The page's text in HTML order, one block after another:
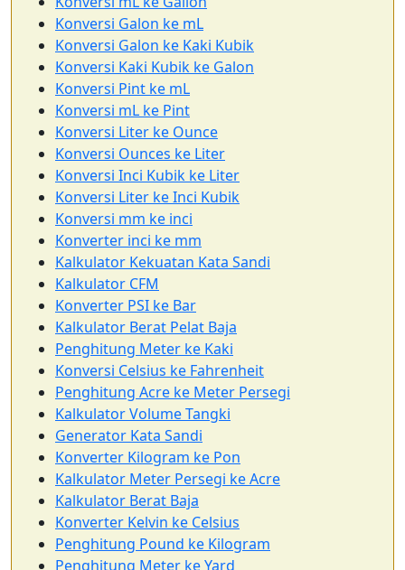
Konversi Galon ke mL
Konversi Galon ke Kaki Kubik
Konversi Kaki Kubik ke Galon
Konversi Pint ke mL
Konversi mL ke Pint
Konversi Liter ke Ounce
Konversi Ounces ke Liter
Konversi Inci Kubik ke Liter
Konversi Liter ke Inci Kubik
Konversi mm ke inci
Konverter inci ke mm
Kalkulator Kekuatan Kata Sandi
Kalkulator CFM
Konverter PSI ke Bar
Kalkulator Berat Pelat Baja
Penghitung Meter ke Kaki
Konversi Celsius ke Fahrenheit
Penghitung Acre ke Meter Persegi
Kalkulator Volume Tangki
Generator Kata Sandi
Konverter Kilogram ke Pon
Kalkulator Meter Persegi ke Acre
Kalkulator Berat Baja
Konverter Kelvin ke Celsius
Penghitung Pound ke Kilogram
Penghitung Meter ke Yard